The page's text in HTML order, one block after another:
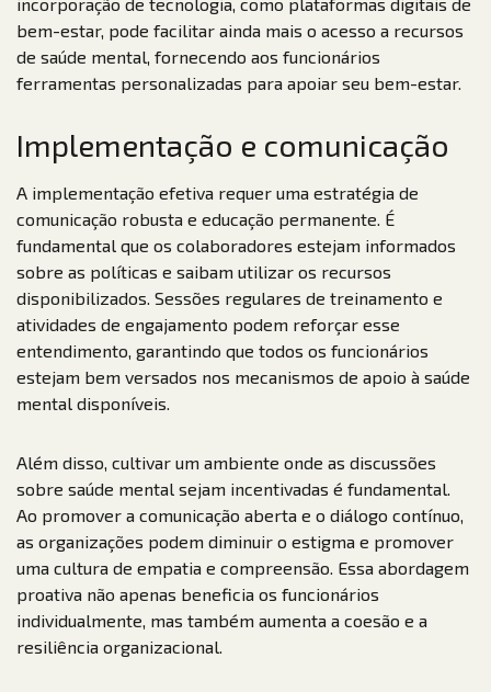
bem-estar, pode facilitar ainda mais o acesso a recursos
de saúde mental, fornecendo aos funcionários
ferramentas personalizadas para apoiar seu bem-estar.
Implementação e comunicação
A implementação efetiva requer uma estratégia de
comunicação robusta e educação permanente. É
fundamental que os colaboradores estejam informados
sobre as políticas e saibam utilizar os recursos
disponibilizados. Sessões regulares de treinamento e
atividades de engajamento podem reforçar esse
entendimento, garantindo que todos os funcionários
estejam bem versados nos mecanismos de apoio à saúde
mental disponíveis.
Além disso, cultivar um ambiente onde as discussões
sobre saúde mental sejam incentivadas é fundamental.
Ao promover a comunicação aberta e o diálogo contínuo,
as organizações podem diminuir o estigma e promover
uma cultura de empatia e compreensão. Essa abordagem
proativa não apenas beneficia os funcionários
individualmente, mas também aumenta a coesão e a
resiliência organizacional.